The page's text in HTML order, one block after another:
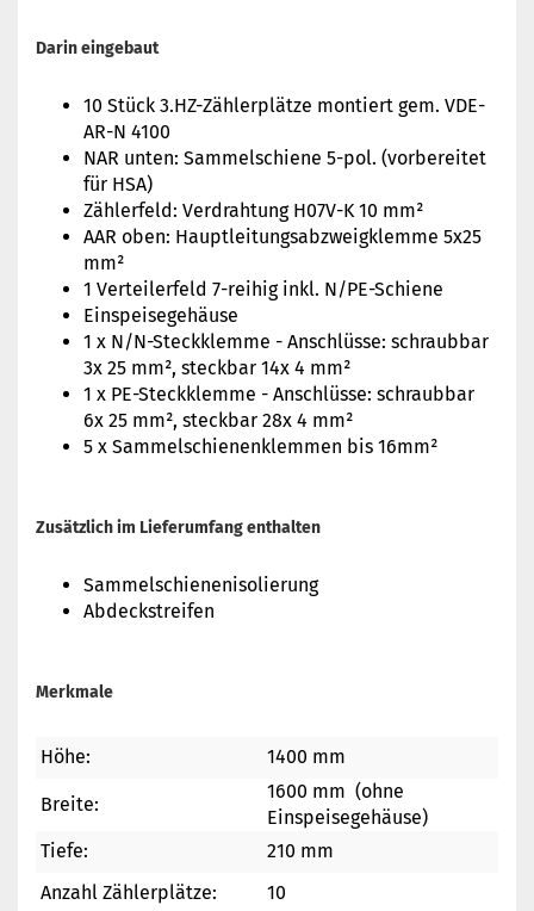
Darin eingebaut
10 Stück 3.HZ-Zählerplätze montiert gem. VDE-
AR-N 4100
NAR unten: Sammelschiene 5-pol. (vorbereitet
für HSA)
Zählerfeld: Verdrahtung H07V-K 10 mm²
AAR oben: Hauptleitungsabzweigklemme 5x25
mm²
1 Verteilerfeld 7-reihig inkl. N/PE-Schiene
Einspeisegehäuse
1 x N/N-Steckklemme - Anschlüsse: schraubbar
3x 25 mm², steckbar 14x 4 mm²
1 x PE-Steckklemme - Anschlüsse: schraubbar
6x 25 mm², steckbar 28x 4 mm²
5 x Sammelschienenklemmen bis 16mm²
Zusätzlich im Lieferumfang enthalten
Sammelschienenisolierung
Abdeckstreifen
Merkmale
Höhe: 1400 mm
Breite:
1600 mm (ohne
Einspeisegehäuse)
Tiefe:
210 mm
Anzahl Zählerplätze:
10